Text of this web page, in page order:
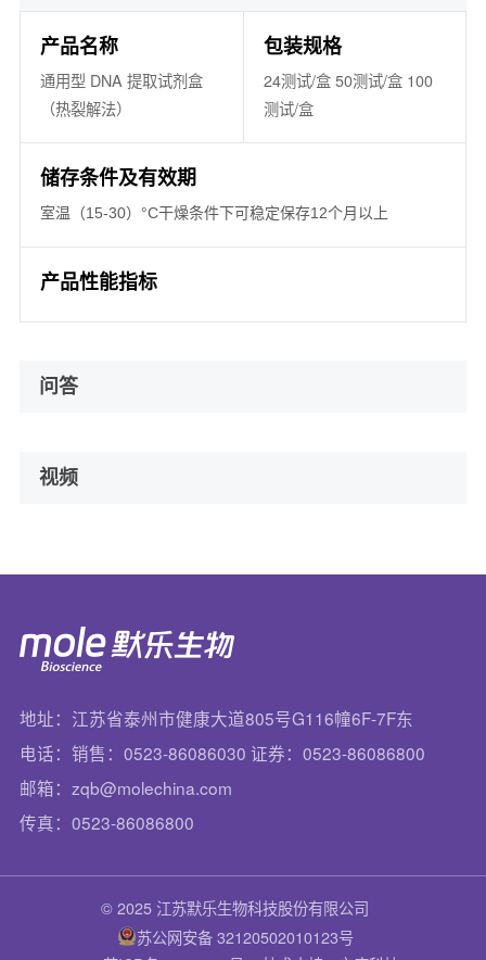
产品名称
通用型 DNA 提取试剂盒
（热裂解法）
包装规格
24测试/盒 50测试/盒 100
测试/盒
储存条件及有效期
室温（15-30）°C干燥条件下可稳定保存12个月以上
产品性能指标
问答
视频
地址：江苏省泰州市健康大道805号G116幢6F-7F东
电话：销售：0523-86086030 证券：0523-86086800
邮箱：zqb@molechina.com
传真：0523-86086800
© 2025 江苏默乐生物科技股份有限公司
苏公网安备 32120502010123号